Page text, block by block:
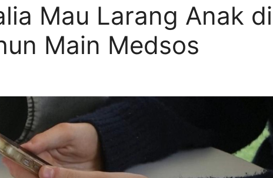
Mau Larang Anak di
Main Medsos